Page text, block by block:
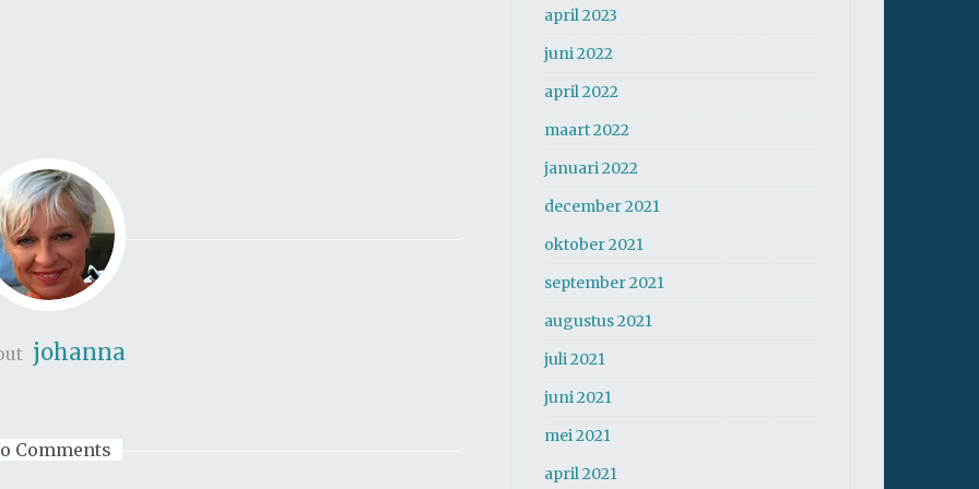
johanna
Comments
april 2023
juni 2022
april 2022
maart 2022
januari 2022
december 2021
oktober 2021
september 2021
augustus 2021
juli 2021
juni 2021
mei 2021
april 2021